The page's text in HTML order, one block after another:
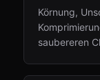
Körnung,
saubereren